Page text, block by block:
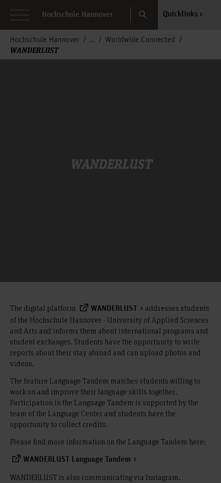
Hochschule Hannover Search Quicklinks
Hochschule Hannover Worldwide Connected
WANDERLUST
WANDERLUST
The digital platform WANDERLUST
addresses students
of the Hochschule Hannover - University of Applied Sciences
and Arts and informs them about international programs and
student exchanges. Students have the opportunity to write
reports about their stay abroad and can upload photos and
videos.
The feature Language Tandem matches students willing to
work on and improve their language skills together.
Participation in the Language Tandem is supported by the
team of the Language Center and students have the
opportunity to collect credits.
Please find more information on the Language Tandem here:
WANDERLUST Language Tandem
WANDERLUST is also communicating via Instagram.